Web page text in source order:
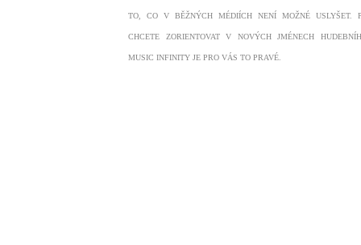
TO, CO V BĚŽNÝCH MÉDIÍCH NENÍ MOŽNÉ USLYŠET.
CHCETE ZORIENTOVAT V NOVÝCH JMÉNECH
MUSIC INFINITY JE PRO VÁS TO PRAVÉ.